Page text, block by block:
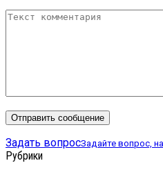
Задать вопросЗадайте вопрос,
Рубрики